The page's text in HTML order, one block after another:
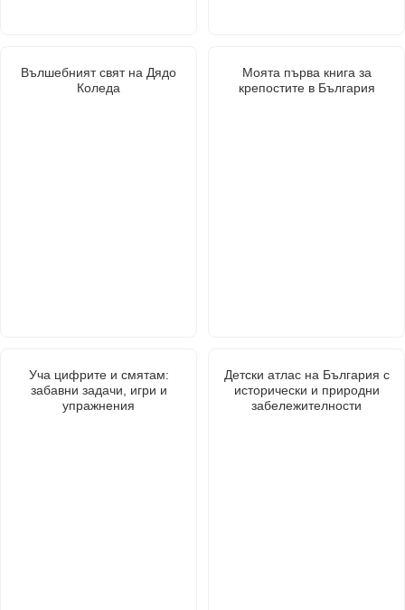
Вълшебният свят на Дядо
Коледа
Моята първа книга за
крепостите в България
Уча цифрите и смятам:
забавни задачи, игри и
упражнения
Детски атлас на България с
исторически и природни
забележителности